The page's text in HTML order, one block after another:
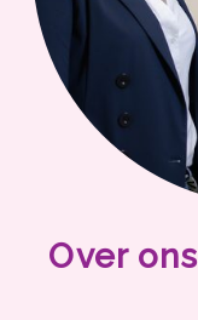
Over ons